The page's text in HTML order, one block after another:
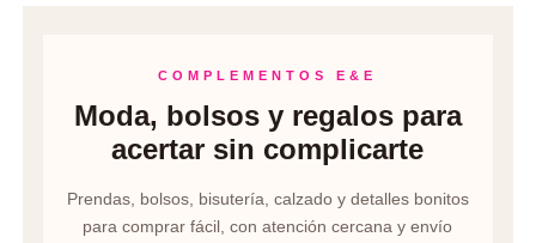
COMPLEMENTOS E&E
Moda, bolsos y regalos para
acertar sin complicarte
Prendas, bolsos, bisutería, calzado y detalles bonitos
para comprar fácil, con atención cercana y envío